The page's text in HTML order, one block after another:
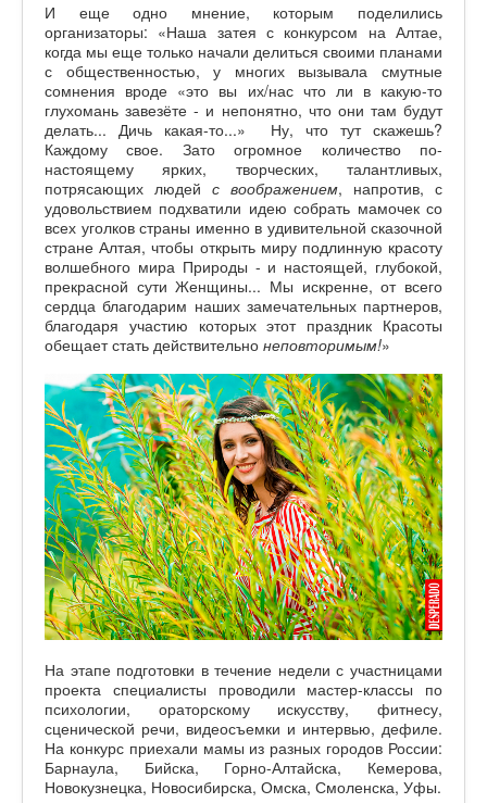
И еще одно мнение, которым поделились
организаторы: «Наша затея с конкурсом на Алтае,
когда мы еще только начали делиться своими планами
с общественностью, у многих вызывала смутные
сомнения вроде «это вы их/нас что ли в какую-то
глухомань завезёте - и непонятно, что они там будут
делать... Дичь какая-то...» Ну, что тут скажешь?
Каждому свое. Зато огромное количество по-
настоящему ярких, творческих, талантливых,
потрясающих людей с воображением, напротив, с
удовольствием подхватили идею собрать мамочек со
всех уголков страны именно в удивительной сказочной
стране Алтая, чтобы открыть миру подлинную красоту
волшебного мира Природы - и настоящей, глубокой,
прекрасной сути Женщины... Мы искренне, от всего
сердца благодарим наших замечательных партнеров,
благодаря участию которых этот праздник Красоты
обещает стать действительно неповторимым!»
На этапе подготовки в течение недели с участницами
проекта специалисты проводили мастер-классы по
психологии, ораторскому искусству, фитнесу,
сценической речи, видеосъемки и интервью, дефиле.
На конкурс приехали мамы из разных городов России:
Барнаула, Бийска, Горно-Алтайска, Кемерова,
Новокузнецка, Новосибирска, Омска, Смоленска, Уфы.